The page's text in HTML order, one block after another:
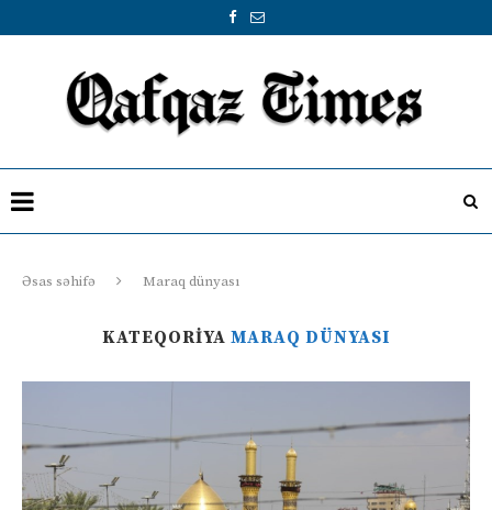
Əsas səhifə Maraq dünyası
KATEQORIYA MARAQ DÜNYASI